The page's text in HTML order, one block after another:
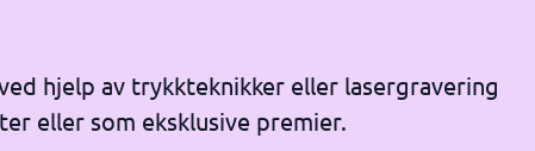
hjelp av trykkteknikker eller lasergravering
eller som eksklusive premier.